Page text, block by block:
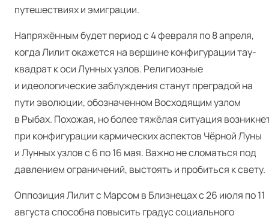
путешествиях и эмиграции.
Напряжённым будет период с 4 февраля по 8 апреля,
когда Лилит окажется на вершине конфигурации тау-
квадрат к оси Лунных узлов. Религиозные
и идеологические заблуждения станут преградой на
пути эволюции, обозначенном Восходящим узлом
в Рыбах. Похожая, но более тяжёлая ситуация
при конфигурации кармических аспектов Чёрной Луны
и Лунных узлов с 6 по 16 мая. Важно не сломаться под
давлением ограничений, выстоять и пробиться к свету.
Оппозиция Лилит с Марсом в Близнецах с 26 июля по 11
августа способна повысить градус социального